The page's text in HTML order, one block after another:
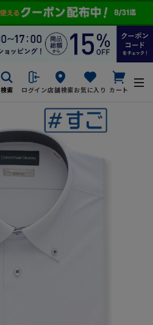
検索 ログイン店舗検索お気に入り カート